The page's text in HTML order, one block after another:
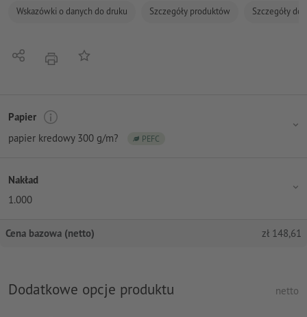
Wskazówki o danych do druku Szczegóły produktów Szczegóły
UdostępnijNacisnąćDo listy obserwowanych
Papier
papier kredowy 300 g/m?
PEFC
Nakład
1.000
Cena bazowa (netto) zł 148,61
Dodatkowe opcje produktu netto